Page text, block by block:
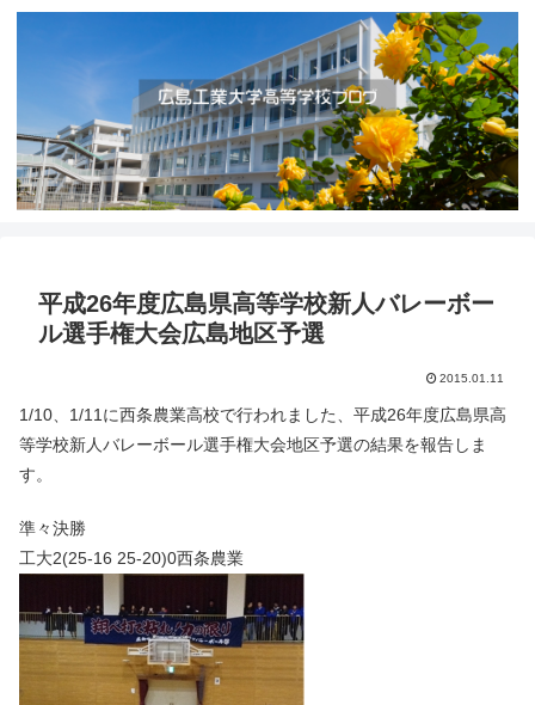
平成26年度広島県高等学校新人バレーボー
ル選手権大会広島地区予選
2015.01.11
1/10、1/11に西条農業高校で行われました、平成26年度広島県高
等学校新人バレーボール選手権大会地区予選の結果を報告しま
す。
準々決勝
工大2(25-16 25-20)0西条農業